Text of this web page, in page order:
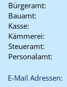
Bürgeramt:
Bauamt:
Kasse:
Kämmerei:
Steueramt:
Personalamt:
E-Mail Adressen: